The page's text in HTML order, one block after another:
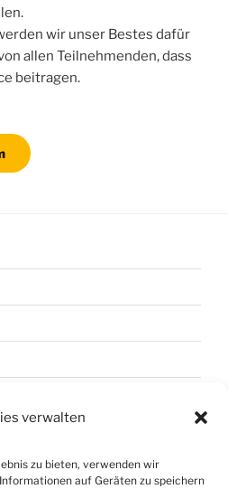
verwalten
zu bieten, verwenden wir
auf Geräten zu speichern
wir unser Bestes dafür
allen Teilnehmenden, dass
beitragen.